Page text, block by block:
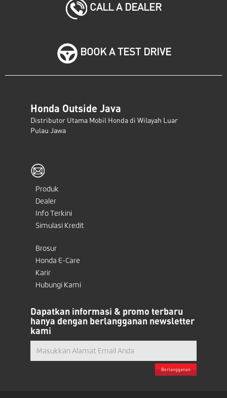
CALL A DEALER
BOOK A TEST DRIVE
Honda Outside Java
Distributor Utama Mobil Honda di Wilayah Luar
Pulau Jawa
Produk
Dealer
Info Terkini
Simulasi Kredit
Brosur
Honda E-Care
Karir
Hubungi Kami
Dapatkan informasi & promo terbaru
hanya dengan berlangganan newsletter
kami
Berlangganan